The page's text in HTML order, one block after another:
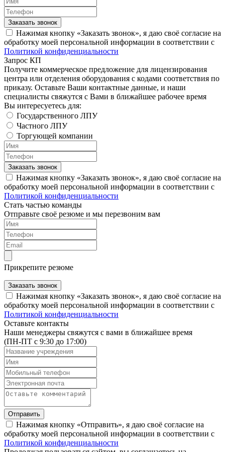
Заказать звонок
Нажимая кнопку «Заказать звонок», я даю своё согласие на
обработку моей персональной информации в соответствии с
Политикой конфиденциальности
Запрос КП
Получите коммерческое предложение для лицензирования
центра или отделения оборудования с кодами соответствия по
приказу. Оставьте Ваши контактные данные, и наши
специалисты свяжутся с Вами в ближайшее рабочее время
Вы интересуетесь для:
Государственного ЛПУ
Частного ЛПУ
Торгующей компании
Заказать звонок
Нажимая кнопку «Заказать звонок», я даю своё согласие на
обработку моей персональной информации в соответствии с
Политикой конфиденциальности
Стать частью команды
Отправьте своё резюме и мы перезвоним вам
Прикрепите резюме
Заказать звонок
Нажимая кнопку «Заказать звонок», я даю своё согласие на
обработку моей персональной информации в соответствии с
Политикой конфиденциальности
Оставьте контакты
Наши менеджеры свяжутся с вами в ближайшее время
(ПН-ПТ с 9:30 до 17:00)
Отправить
Нажимая кнопку «Отправить», я даю своё согласие на
обработку моей персональной информации в соответствии с
Политикой конфиденциальности